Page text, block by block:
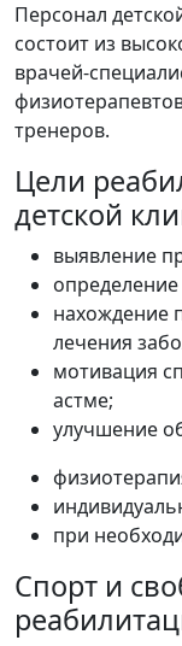
Персонал
состоит из
врачей-
тренеров.
Цели
детской
выявление
нахождение
лечения
мотивация
астме;
улучшение
при
Спорт и